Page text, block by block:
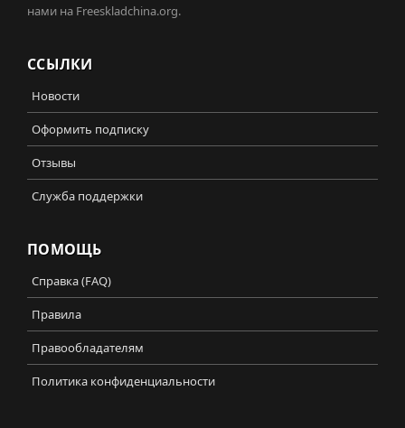
нами на Freeskladchina.org.
ССЫЛКИ
Новости
Оформить подписку
Отзывы
Служба поддержки
ПОМОЩЬ
Справка (FAQ)
Правила
Правообладателям
Политика конфиденциальности